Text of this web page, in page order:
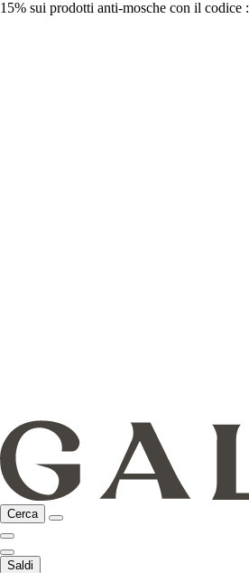
15% sui prodotti anti-mosche con il codice :
Cerca
Saldi